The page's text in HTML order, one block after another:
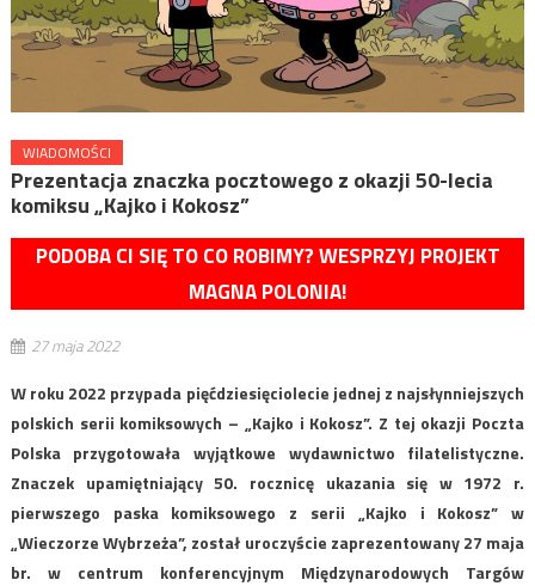
WIADOMOŚCI
Prezentacja znaczka pocztowego z okazji 50-lecia
komiksu „Kajko i Kokosz”
PODOBA CI SIĘ TO CO ROBIMY? WESPRZYJ PROJEKT
MAGNA POLONIA!
27 maja 2022
W roku 2022 przypada pięćdziesięciolecie jednej z najsłynniejszych
polskich serii komiksowych – „Kajko i Kokosz”. Z tej okazji Poczta
Polska przygotowała wyjątkowe wydawnictwo filatelistyczne.
Znaczek upamiętniający 50. rocznicę ukazania się w 1972 r.
pierwszego paska komiksowego z serii „Kajko i Kokosz” w
„Wieczorze Wybrzeża”, został uroczyście zaprezentowany 27 maja
br. w centrum konferencyjnym Międzynarodowych Targów